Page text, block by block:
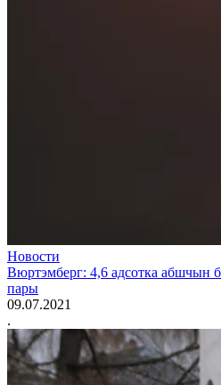
Новости
Вюртэмберг: 4,6 адсотка абшчын
пары
09.07.2021
.